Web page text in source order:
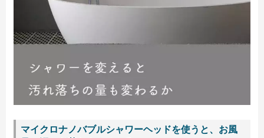
マイクロナノバブルシャワーヘッドを使うと、お風